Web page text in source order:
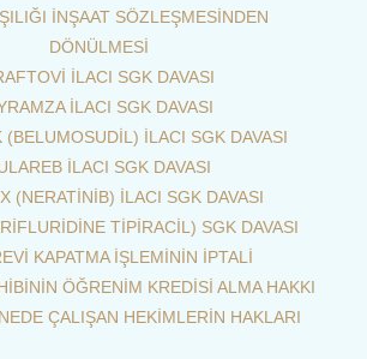
İNŞAAT SÖZLEŞMESİNDEN
DÖNÜLMESİ
İLACI SGK DAVASI
İLACI SGK DAVASI
(BELUMOSUDİL) İLACI SGK DAVASI
İLACI SGK DAVASI
(NERATİNİB) İLACI SGK DAVASI
TİPİRACİL) SGK DAVASI
KAPATMA İŞLEMİNİN İPTALİ
ÖĞRENİM KREDİSİ ALMA HAKKI
ÇALIŞAN HEKİMLERİN HAKLARI